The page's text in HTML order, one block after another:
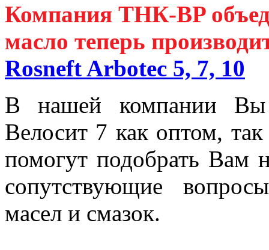
Компания ТНК-BP
масло теперь
Rosneft Arbotec 5, 7, 10
В нашей компании
Велосит 7 как оптом,
помогут подобрать Вам
сопутствующие
масел и смазок.